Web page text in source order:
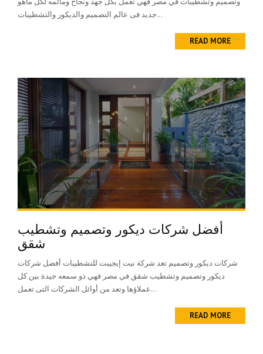
جديد فى عالم التصميم والديكور والتشطيبات...
READ MORE
أفضل شركات ديكور وتصميم وتشطيب
شقق
شركات ديكور وتصميم تعد شركة نيت إيجيبت للتشطيبات أفضل شركات
ديكور وتصميم وتشطيب شقق في مصر فهي ذو سمعه جيدة بين كل
عملاؤها وتعد من أوائل الشركات التى تعمل...
READ MORE